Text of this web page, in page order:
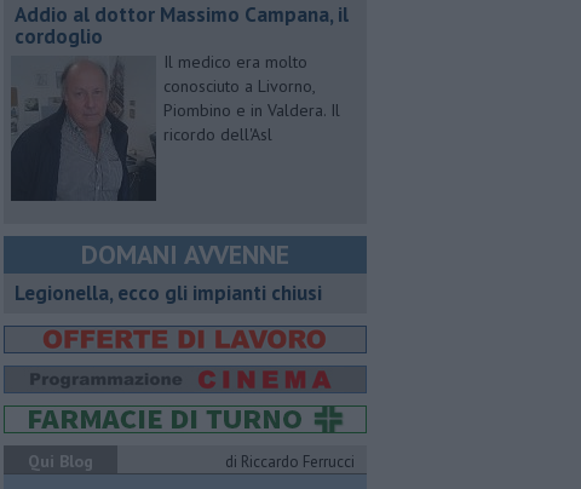
Addio al dottor Massimo Campana, il
cordoglio
Il medico era molto
conosciuto a Livorno,
Piombino e in Valdera. Il
ricordo dell'Asl
DOMANI AVVENNE
Legionella, ecco gli impianti chiusi
Qui Blog
di Riccardo Ferrucci